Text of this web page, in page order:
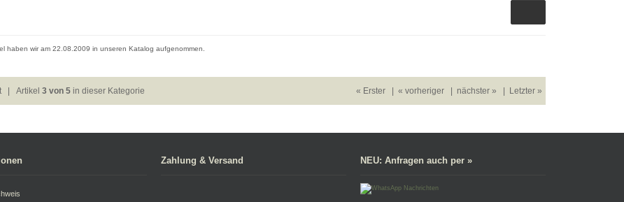
haben wir am 22.08.2009 in unseren Katalog aufgenommen.
| Artikel 3 von 5 in dieser Kategorie « Erster « vorheriger nächster » Letzter »
Zahlung & Versand NEU: Anfragen auch per »